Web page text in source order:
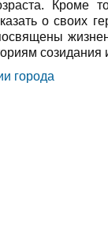
Кроме
о своих
города